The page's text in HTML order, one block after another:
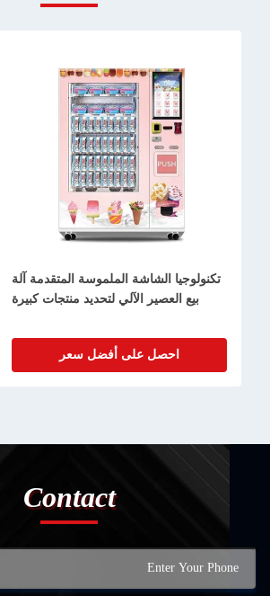
تكنولوجيا الشاشة الملموسة المتقدمة آلة
بيع العصير الآلي لتحديد منتجات كبيرة
احصل على أفضل سعر
Contact